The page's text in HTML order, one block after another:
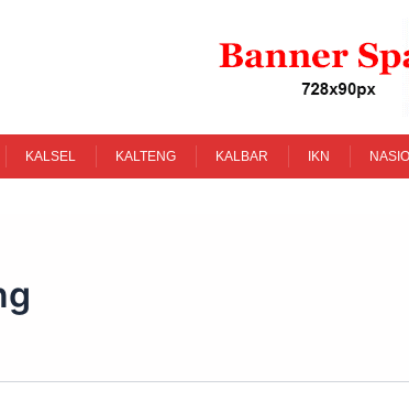
KALSEL KALTENG KALBAR IKN